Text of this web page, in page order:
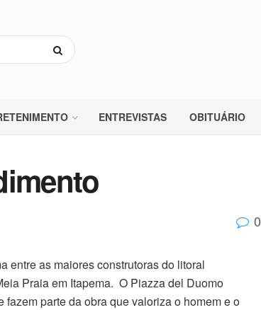
ENTREVISTAS OBITUÁRIO
0
entre as maiores construtoras do litoral
Praia em Itapema. O Piazza del Duomo
parte da obra que valoriza o homem e o